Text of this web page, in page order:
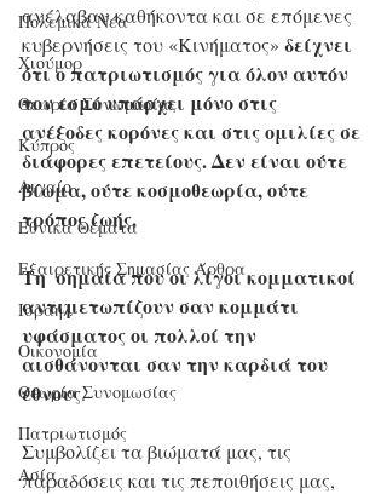
Πολεμικά Νέα
Χιούμορ
Θεωρία Συνωμοσίας
Κύπρος
Αιγαίο
Εθνικά Θέματα
Εξαιρετικής Σημασίας Άρθρα
Ισραήλ
Οικονομία
Θεωρία Συνομωσίας
Πατριωτισμός
Ασία
ανέλαβαν καθήκοντα και σε επόμενες
κυβερνήσεις του «Κινήματος» δείχνει
ότι ο πατριωτισμός για όλον αυτόν
τον εσμό υπάρχει μόνο στις
ανέξοδες κορόνες και στις ομιλίες σε
διάφορες επετείους. Δεν είναι ούτε
βίωμα, ούτε κοσμοθεωρία, ούτε
τρόπος ζωής.
Τη  σημαία που οι λίγοι κομματικοί
αντιμετωπίζουν σαν κομμάτι
υφάσματος οι πολλοί την
αισθάνονται σαν την καρδιά του
έθνους.
Συμβολίζει τα βιώματά μας, τις
παραδόσεις και τις πεποιθήσεις μας,